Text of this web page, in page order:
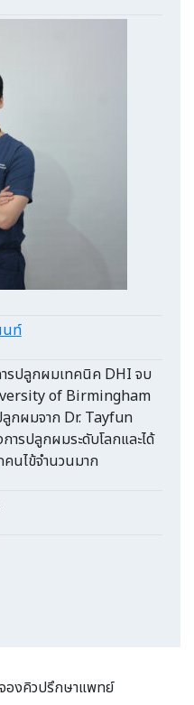
นท์
รปลูกผมเทคนิค DHI จบ
of Birmingham
กผมจาก Dr. Tayfun
ารปลูกผมระดับโลกและได้
คนไข้จำนวนมาก
จองคิวปรึกษาแพทย์